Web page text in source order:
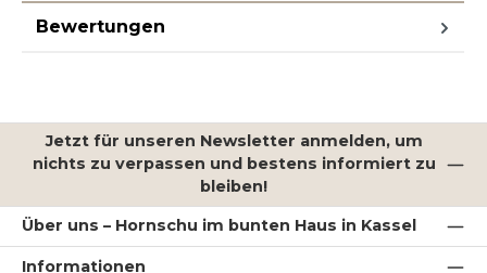
Bewertungen
Jetzt für unseren Newsletter anmelden, um
nichts zu verpassen und bestens informiert zu
bleiben!
Über uns – Hornschu im bunten Haus in Kassel
Informationen